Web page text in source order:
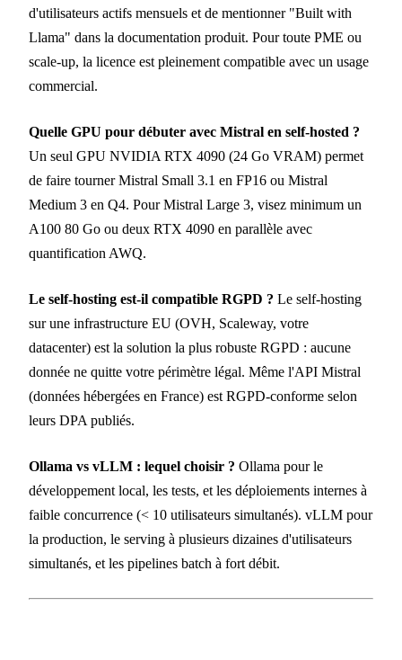
d'utilisateurs actifs mensuels et de mentionner "Built with
Llama" dans la documentation produit. Pour toute PME ou
scale-up, la licence est pleinement compatible avec un usage
commercial.
Quelle GPU pour débuter avec Mistral en self-hosted ?
Un seul GPU NVIDIA RTX 4090 (24 Go VRAM) permet
de faire tourner Mistral Small 3.1 en FP16 ou Mistral
Medium 3 en Q4. Pour Mistral Large 3, visez minimum un
A100 80 Go ou deux RTX 4090 en parallèle avec
quantification AWQ.
Le self-hosting est-il compatible RGPD ? Le self-hosting
sur une infrastructure EU (OVH, Scaleway, votre
datacenter) est la solution la plus robuste RGPD : aucune
donnée ne quitte votre périmètre légal. Même l'API Mistral
(données hébergées en France) est RGPD-conforme selon
leurs DPA publiés.
Ollama vs vLLM : lequel choisir ? Ollama pour le
développement local, les tests, et les déploiements internes à
faible concurrence (< 10 utilisateurs simultanés). vLLM pour
la production, le serving à plusieurs dizaines d'utilisateurs
simultanés, et les pipelines batch à fort débit.